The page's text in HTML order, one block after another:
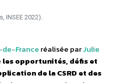
INSEE 2022).
de-France réalisée parJulie
les opportunités, défis et
de la CSRD et des